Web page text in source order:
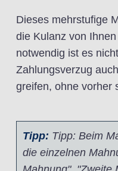
Dieses mehrstufige
die Kulanz von
notwendig ist es
Zahlungsverzug
greifen, ohne vorher
Tipp: Tipp: Beim
die einzelnen